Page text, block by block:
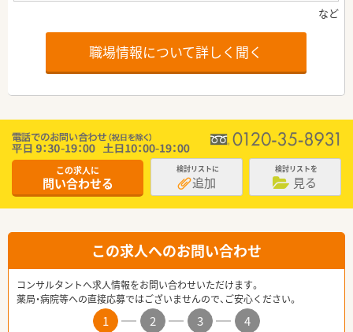
職場情報について詳しく聞く
この求人に
問い合わせる
検討リストに
追加
検討リストを
見る
この求人へのお問い合わせ
コンサルタントへ求人情報をお問い合わせいただけます。
薬局・病院等への直接応募ではございませんので、ご安心ください。
1 2 3
4